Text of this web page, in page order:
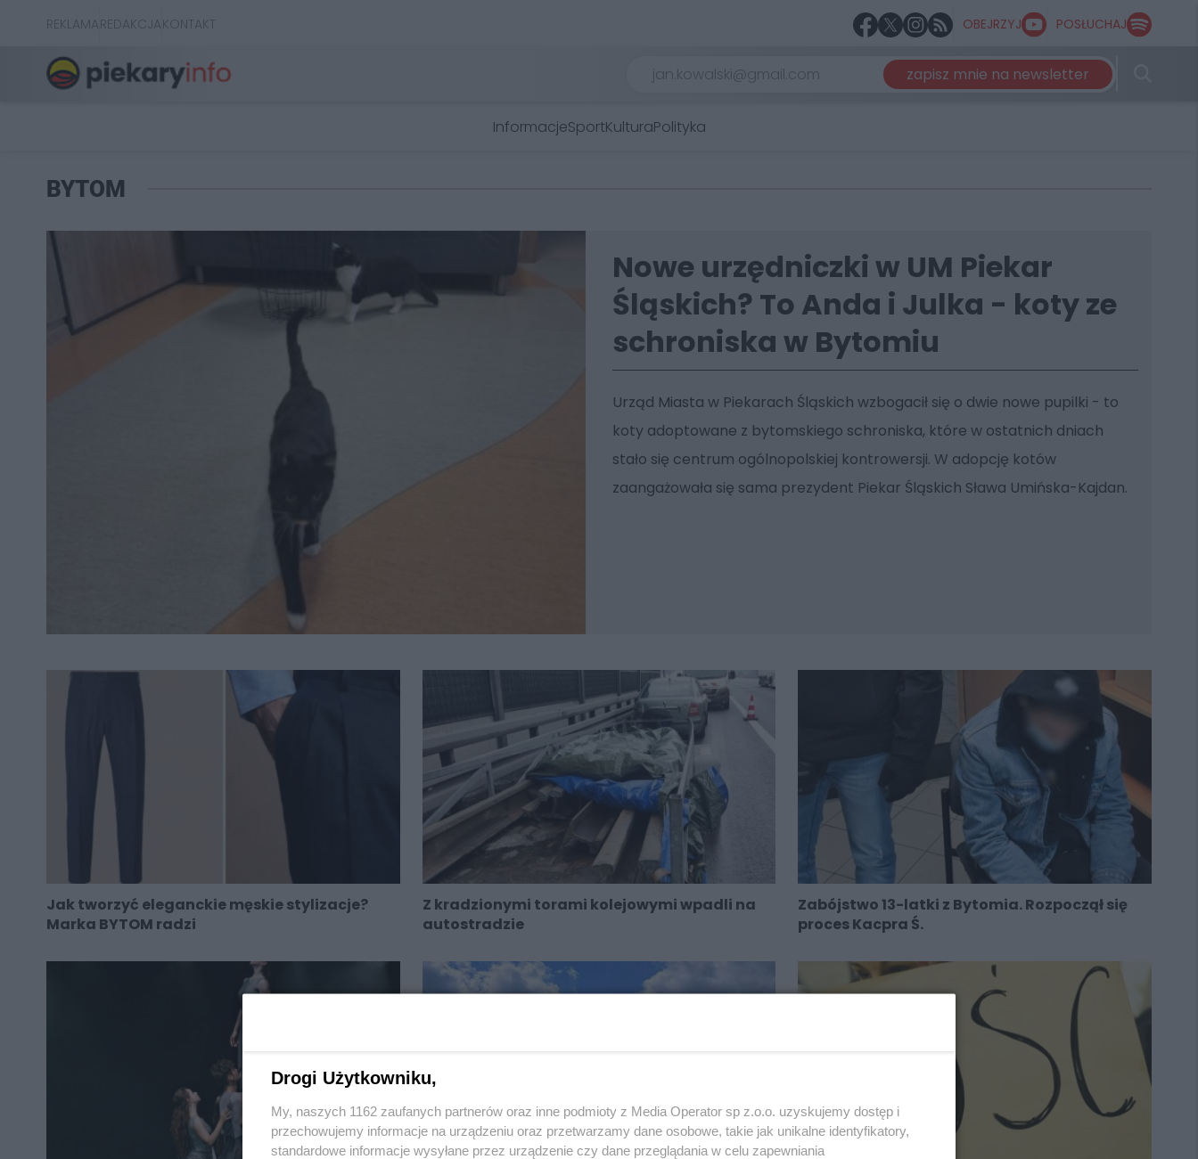
REKLAMAREDAKCJAKONTAKT OBEJRZYJ POSŁUCHAJ
zapisz mnie na newsletter
InformacjeSportKulturaPolityka
BYTOM
Nowe urzędniczki w UM Piekar
Śląskich? To Anda i Julka - koty ze
schroniska w Bytomiu
Urząd Miasta w Piekarach Śląskich wzbogacił się o dwie nowe pupilki - to
koty adoptowane z bytomskiego schroniska, które w ostatnich dniach
stało się centrum ogólnopolskiej kontrowersji. W adopcję kotów
zaangażowała się sama prezydent Piekar Śląskich Sława Umińska-Kajdan.
Jak tworzyć eleganckie męskie stylizacje?
Marka BYTOM radzi
Z kradzionymi torami kolejowymi wpadli na
autostradzie
Zabójstwo 13-latki z Bytomia. Rozpoczął się
proces Kacpra Ś.
Drogi Użytkowniku,
My, naszych 1162 zaufanych partnerów oraz inne podmioty z Media Operator sp z.o.o. uzyskujemy dostęp i
przechowujemy informacje na urządzeniu oraz przetwarzamy dane osobowe, takie jak unikalne identyfikatory,
standardowe informacje wysyłane przez urządzenie czy dane przeglądania w celu zapewniania